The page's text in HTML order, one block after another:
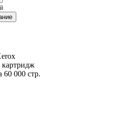
60 000 стр.